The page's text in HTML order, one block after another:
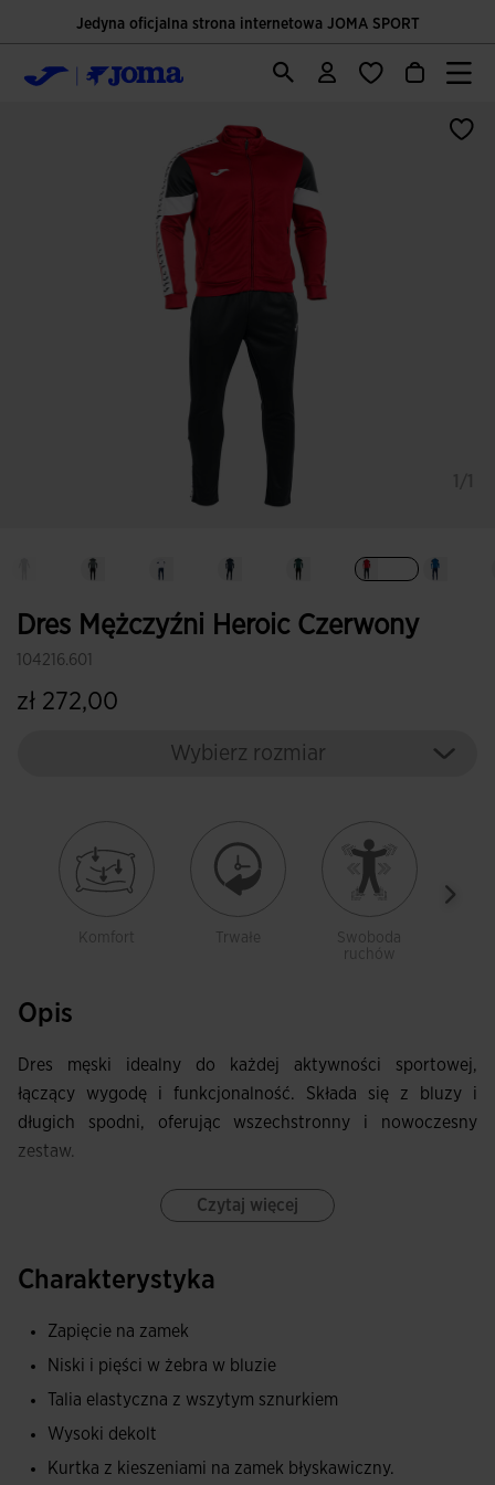
Jedyna oficjalna strona internetowa JOMA SPORT
Dres Mężczyźni Heroic Czerwony
104216.601
zł 272,00
Wybierz rozmiar
Komfort Trwałe
Swoboda
ruchów
Opis
Dres męski idealny do każdej aktywności sportowej,
łączący wygodę i funkcjonalność. Składa się z bluzy i
długich spodni, oferując wszechstronny i nowoczesny
zestaw.
Bluza bez kaptura posiada pełny zamek błyskawiczny, który
błyskawicznym są idealne do bezpiecznego
naszywaną na rękawach tasiemką z logo Joma, która
nadaje jej wyrafinowany i elegancki wygląd.
Długie spodnie posiadają system podwójnego dopasowania
Czytaj więcej
Charakterystyka
Zapięcie na zamek
Niski i pięści w żebra w bluzie
Talia elastyczna z wszytym sznurkiem
Wysoki dekolt
Kurtka z kieszeniami na zamek błyskawiczny.